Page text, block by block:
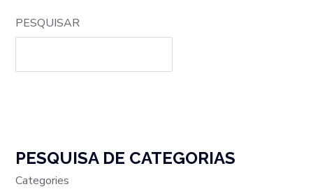
PESQUISAR
PESQUISA DE CATEGORIAS
Categories